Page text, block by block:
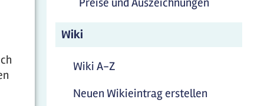
Wiki
Wiki A-Z
Neuen Wikieintrag erstellen